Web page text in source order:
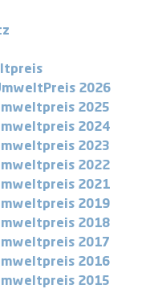
2026
2025
2024
2023
2022
2021
2019
2018
2017
2016
2015